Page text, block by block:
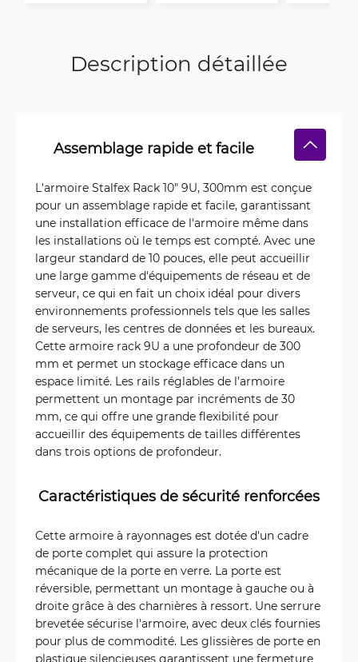
Description détaillée
Assemblage rapide et facile
L'armoire Stalfex Rack 10" 9U, 300mm est conçue
pour un assemblage rapide et facile, garantissant
une installation efficace de l'armoire même dans
les installations où le temps est compté. Avec une
largeur standard de 10 pouces, elle peut accueillir
une large gamme d'équipements de réseau et de
serveur, ce qui en fait un choix idéal pour divers
environnements professionnels tels que les salles
de serveurs, les centres de données et les bureaux.
Cette armoire rack 9U a une profondeur de 300
mm et permet un stockage efficace dans un
espace limité. Les rails réglables de l'armoire
permettent un montage par incréments de 30
mm, ce qui offre une grande flexibilité pour
accueillir des équipements de tailles différentes
dans trois options de profondeur.
Caractéristiques de sécurité renforcées
Cette armoire à rayonnages est dotée d'un cadre
de porte complet qui assure la protection
mécanique de la porte en verre. La porte est
réversible, permettant un montage à gauche ou à
droite grâce à des charnières à ressort. Une serrure
brevetée sécurise l'armoire, avec deux clés fournies
pour plus de commodité. Les glissières de porte en
plastique silencieuses garantissent une fermeture